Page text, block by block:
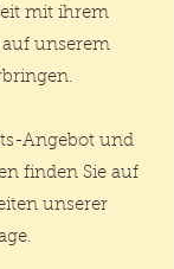
mit ihrem
unserem
Angebot und
finden Sie auf
unserer